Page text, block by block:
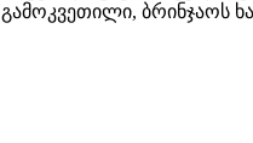
გამოკვეთილი, ბრინჯაოს